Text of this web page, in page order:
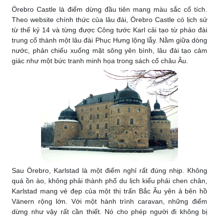
Örebro Castle là điểm dừng đầu tiên mang màu sắc cổ tích.
Theo website chính thức của lâu đài, Örebro Castle có lịch sử
từ thế kỷ 14 và từng được Công tước Karl cải tạo từ pháo đài
trung cổ thành một lâu đài Phục Hưng lộng lẫy. Nằm giữa dòng
nước, phản chiếu xuống mặt sông yên bình, lâu đài tạo cảm
giác như một bức tranh minh họa trong sách cổ châu Âu.
Sau Örebro, Karlstad là một điểm nghỉ rất đúng nhịp. Không
quá ồn ào, không phải thành phố du lịch kiểu phải chen chân,
Karlstad mang vẻ đẹp của một thị trấn Bắc Âu yên ả bên hồ
Vänern rộng lớn. Với một hành trình caravan, những điểm
dừng như vậy rất cần thiết. Nó cho phép người đi không bị